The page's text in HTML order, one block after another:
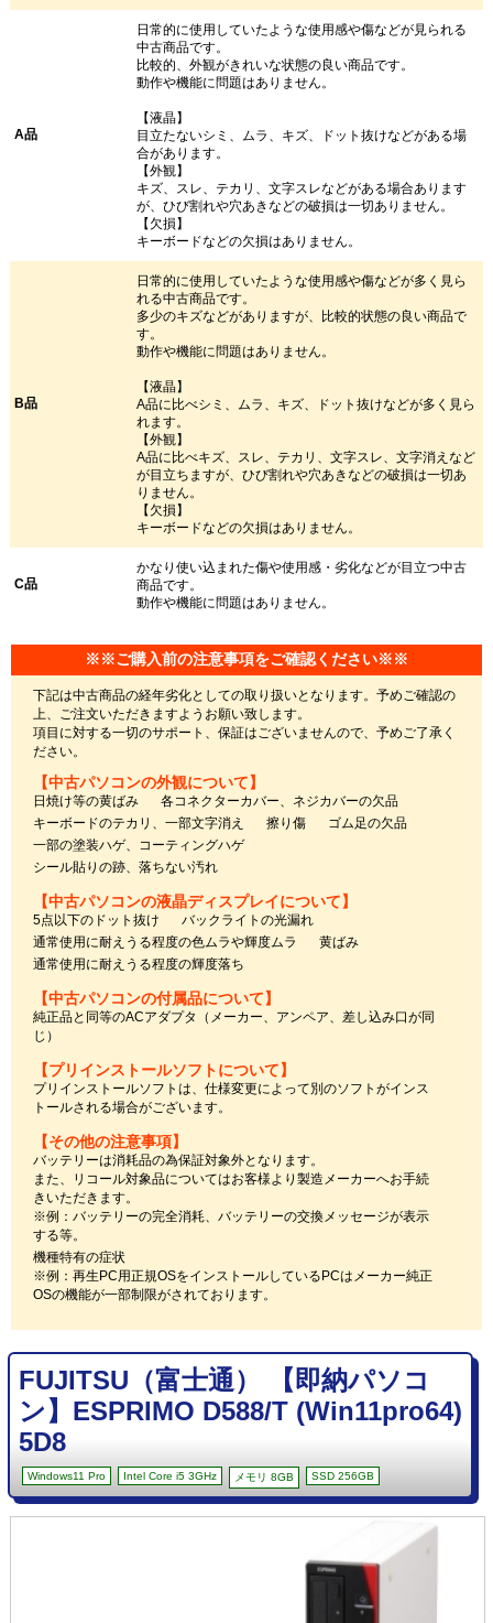
A品
日常的に使用していたような使用感や傷などが見られる
中古商品です。
比較的、外観がきれいな状態の良い商品です。
動作や機能に問題はありません。
【液晶】
目立たないシミ、ムラ、キズ、ドット抜けなどがある場
合があります。
【外観】
キズ、スレ、テカリ、文字スレなどがある場合あります
が、ひび割れや穴あきなどの破損は一切ありません。
【欠損】
キーボードなどの欠損はありません。
B品
日常的に使用していたような使用感や傷などが多く見ら
れる中古商品です。
多少のキズなどがありますが、比較的状態の良い商品で
す。
動作や機能に問題はありません。
【液晶】
A品に比べシミ、ムラ、キズ、ドット抜けなどが多く見ら
れます。
【外観】
A品に比べキズ、スレ、テカリ、文字スレ、文字消えなど
が目立ちますが、ひび割れや穴あきなどの破損は一切あ
りません。
【欠損】
キーボードなどの欠損はありません。
C品
かなり使い込まれた傷や使用感・劣化などが目立つ中古
商品です。
動作や機能に問題はありません。
※※ご購入前の注意事項をご確認ください※※
下記は中古商品の経年劣化としての取り扱いとなります。予めご確認の
上、ご注文いただきますようお願い致します。
項目に対する一切のサポート、保証はございませんので、予めご了承く
ださい。
【中古パソコンの外観について】
日焼け等の黄ばみ
各コネクターカバー、ネジカバーの欠品
キーボードのテカリ、一部文字消え
擦り傷
ゴム足の欠品
一部の塗装ハゲ、コーティングハゲ
シール貼りの跡、落ちない汚れ
【中古パソコンの液晶ディスプレイについて】
5点以下のドット抜け
バックライトの光漏れ
通常使用に耐えうる程度の色ムラや輝度ムラ
黄ばみ
通常使用に耐えうる程度の輝度落ち
【中古パソコンの付属品について】
純正品と同等のACアダプタ（メーカー、アンペア、差し込み口が同
じ）
【プリインストールソフトについて】
プリインストールソフトは、仕様変更によって別のソフトがインス
トールされる場合がございます。
【その他の注意事項】
バッテリーは消耗品の為保証対象外となります。
また、リコール対象品についてはお客様より製造メーカーへお手続
きいただきます。
※例：バッテリーの完全消耗、バッテリーの交換メッセージが表示
する等。
機種特有の症状
※例：再生PC用正規OSをインストールしているPCはメーカー純正
OSの機能が一部制限がされております。
FUJITSU（富士通） 【即納パソコ
ン】ESPRIMO D588/T (Win11pro64)
5D8
Windows11 Pro Intel Core i5 3GHz メモリ 8GB SSD 256GB